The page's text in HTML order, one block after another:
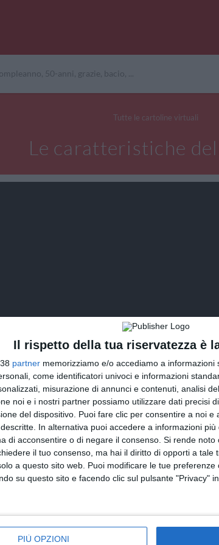
Il rispetto della tua riservatezza è
partner memorizziamo e/o accediamo a
come identificatori univoci e informazioni
misurazione di annunci e contenuti, analisi
noi e i nostri partner possiamo utilizzare dati precisi
del dispositivo. Puoi fare clic per consentire a noi
In alternativa puoi accedere a informazioni
di acconsentire o di negare il consenso. Si rende noto
il tuo consenso, ma hai il diritto di opporti a tale
a questo sito web. Puoi modificare le tue
su questo sito e facendo clic sul pulsante "Privacy"
PIÙ OPZIONI
Tutte le cartoline virtuali
Le caratteristiche
INVIA QUESTA
via Email(GRATUITO)
CONDIVIDI QUESTA